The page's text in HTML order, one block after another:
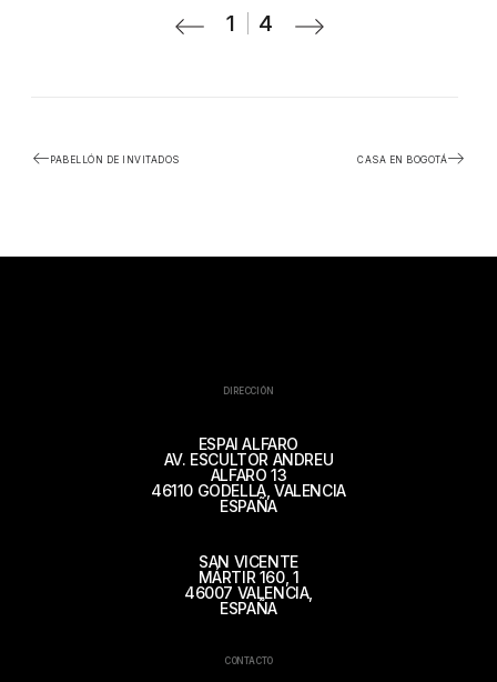
4
1
PABELLÓN DE INVITADOS CASA EN BOGOTÁ
DIRECCIÓN
ESPAI ALFARO
AV. ESCULTOR ANDREU
ALFARO 13
46110 GODELLA, VALENCIA
ESPAÑA
SAN VICENTE
MÁRTIR 160, 1
46007 VALENCIA,
ESPAÑA
CONTACTO